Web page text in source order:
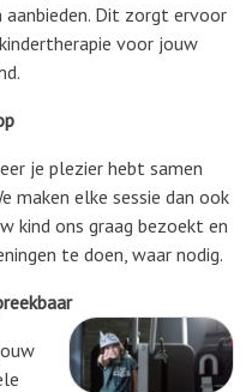
Dit zorgt ervoor
voor jouw
je plezier hebt samen
maken elke sessie dan ook
kind ons graag bezoekt en
te doen, waar nodig.